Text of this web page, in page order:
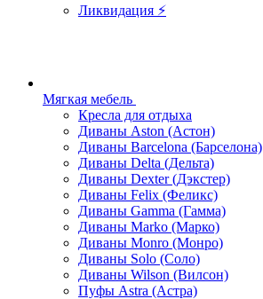
Ликвидация ⚡
Мягкая мебель
Кресла для отдыха
Диваны Aston (Астон)
Диваны Barcelona (Барселона)
Диваны Delta (Дельта)
Диваны Dexter (Дэкстер)
Диваны Felix (Феликс)
Диваны Gamma (Гамма)
Диваны Marko (Марко)
Диваны Monro (Монро)
Диваны Solo (Соло)
Диваны Wilson (Вилсон)
Пуфы Astra (Астра)